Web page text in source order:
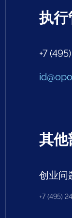
执行
+7
其他
创业问
+7 (495)